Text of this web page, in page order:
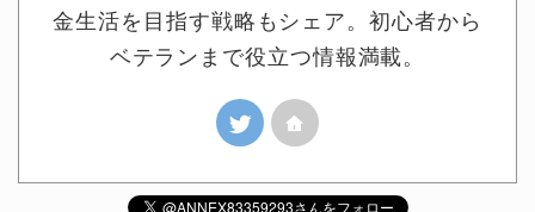
金生活を目指す戦略もシェア。初心者から
ベテランまで役立つ情報満載。